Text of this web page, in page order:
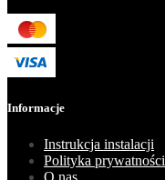
Informacje
Instrukcja instalacji
Polityka prywatności
O nas